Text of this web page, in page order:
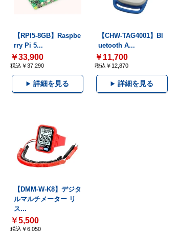
【RPI5-8GB】Raspbe
rry Pi 5...
￥33,900
税込￥37,290
詳細を見る
【CHW-TAG4001】Bl
uetooth A...
￥11,700
税込￥12,870
詳細を見る
【DMM-W-K8】デジタ
ルマルチメーター リ
ス...
￥5,500
税込￥6,050